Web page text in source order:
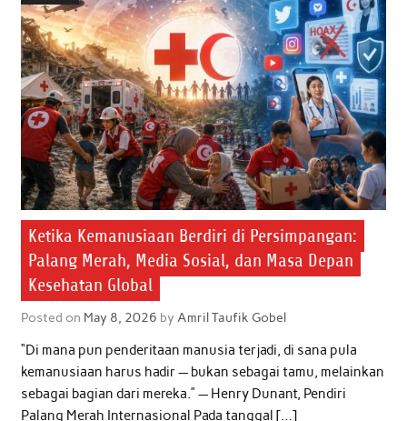
Ketika Kemanusiaan Berdiri di Persimpangan:
Palang Merah, Media Sosial, dan Masa Depan
Kesehatan Global
Posted on May 8, 2026 by Amril Taufik Gobel
“Di mana pun penderitaan manusia terjadi, di sana pula
kemanusiaan harus hadir — bukan sebagai tamu, melainkan
sebagai bagian dari mereka.” — Henry Dunant, Pendiri
Palang Merah Internasional Pada tanggal […]